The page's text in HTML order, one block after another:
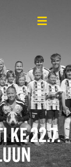
KE 22.7.